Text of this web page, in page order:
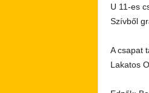
U 11-es
Szívből
A csapat
Lakatos